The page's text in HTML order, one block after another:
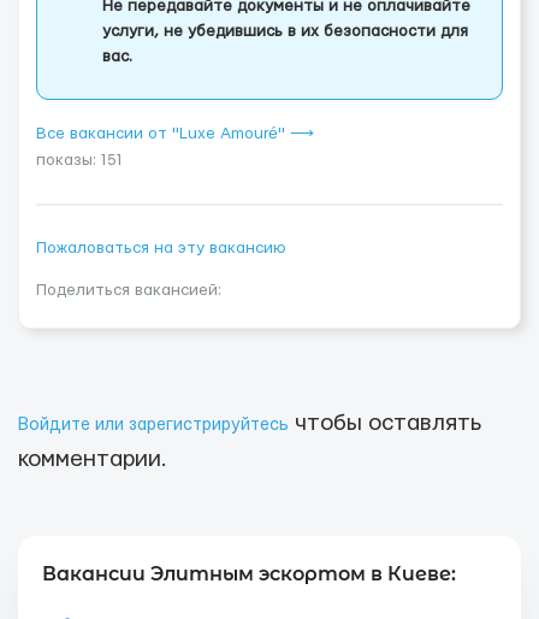
Не передавайте документы и не оплачивайте
услуги, не убедившись в их безопасности для
вас.
Все вакансии от "Luxe Amouré" ⟶
показы: 151
Пожаловаться на эту вакансию
Поделиться вакансией:
Войдите или зарегистрируйтесь чтобы оставлять
комментарии.
Вакансии Элитным эскортом в Киеве: